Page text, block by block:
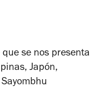
se nos presenta
Japón,